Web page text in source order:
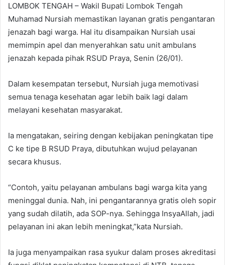
LOMBOK TENGAH – Wakil Bupati Lombok Tengah
Muhamad Nursiah memastikan layanan gratis pengantaran
jenazah bagi warga. Hal itu disampaikan Nursiah usai
memimpin apel dan menyerahkan satu unit ambulans
jenazah kepada pihak RSUD Praya, Senin (26/01).
Dalam kesempatan tersebut, Nursiah juga memotivasi
semua tenaga kesehatan agar lebih baik lagi dalam
melayani kesehatan masyarakat.
Ia mengatakan, seiring dengan kebijakan peningkatan tipe
C ke tipe B RSUD Praya, dibutuhkan wujud pelayanan
secara khusus.
“Contoh, yaitu pelayanan ambulans bagi warga kita yang
meninggal dunia. Nah, ini pengantarannya gratis oleh sopir
yang sudah dilatih, ada SOP-nya. Sehingga InsyaAllah, jadi
pelayanan ini akan lebih meningkat,”kata Nursiah.
Ia juga menyampaikan rasa syukur dalam proses akreditasi